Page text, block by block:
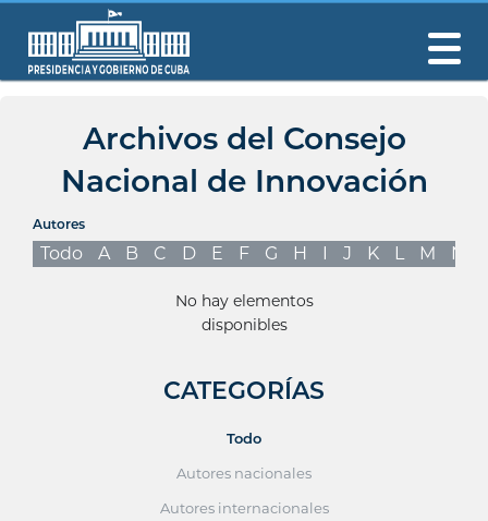
Archivos del Consejo
Nacional de Innovación
Autores
Todo A B C D E F G H I J K L M N
No hay elementos
disponibles
CATEGORÍAS
Todo
Autores nacionales
Autores internacionales